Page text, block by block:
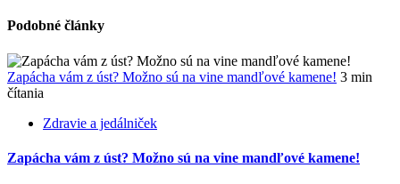
Podobné články
Zapácha vám z úst? Možno sú na vine mandľové kamene! 3 min
čítania
Zdravie a jedálniček
Zapácha vám z úst? Možno sú na vine mandľové kamene!